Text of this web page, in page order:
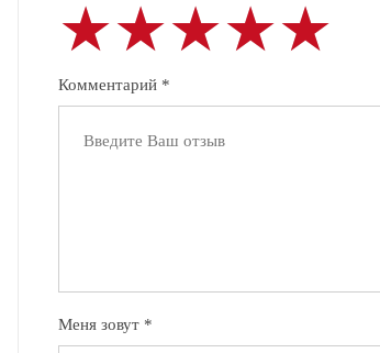
★★★★★
★★★★★
★★★★★
Комментарий *
Меня зовут *